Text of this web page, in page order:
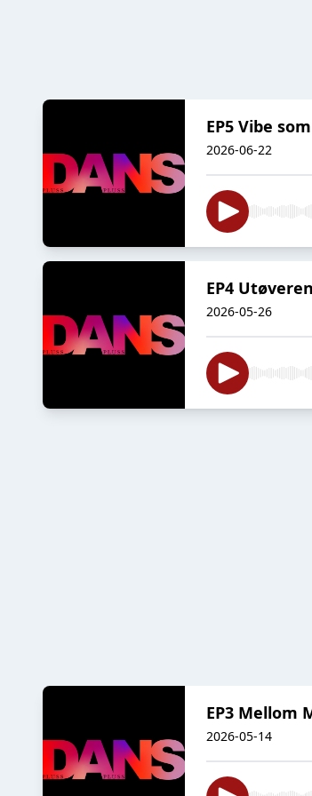
EP5 Vibe
2026-06-22
EP4
2026-05-26
EP3 Mellom
2026-05-14